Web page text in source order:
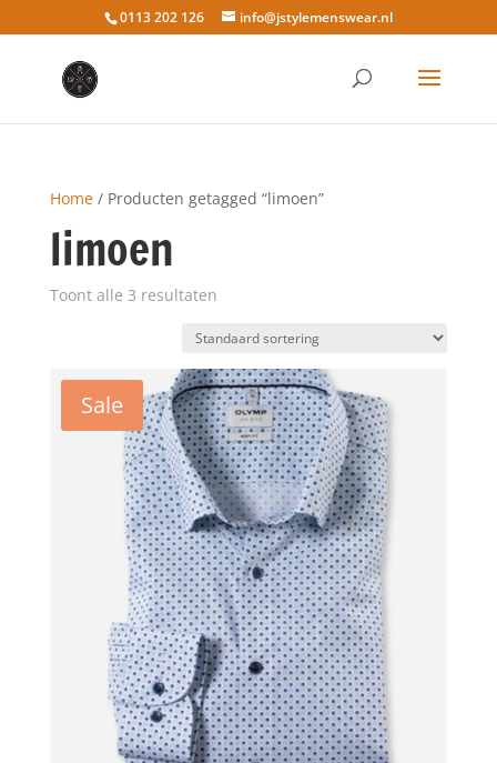
0113 202 126 info@jstylemenswear.nl
Home/ Producten getagged “limoen”
limoen
Toont alle 3 resultaten
Sale